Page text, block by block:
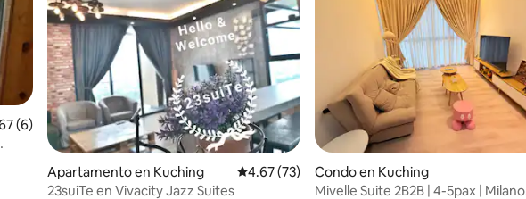
promedio: 4.67 de 5, 6 reseñas
(6)
Apartamento en Kuching Calificación promedio: 4.67 de 5, 73 reseñas
4.67 (73)
23suiTe en Vivacity Jazz Suites
Condo en Kuching
Mivelle Suite 2B2B | 4-5pax | Milano